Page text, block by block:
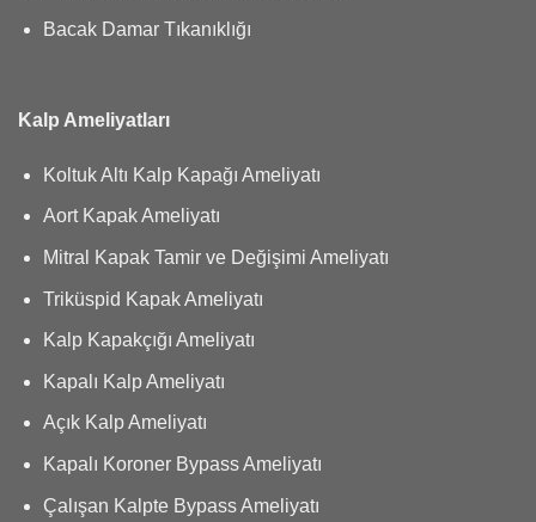
Bacak Damar Tıkanıklığı
Kalp Ameliyatları
Koltuk Altı Kalp Kapağı Ameliyatı
Aort Kapak Ameliyatı
Mitral Kapak Tamir ve Değişimi Ameliyatı
Triküspid Kapak Ameliyatı
Kalp Kapakçığı Ameliyatı
Kapalı Kalp Ameliyatı
Açık Kalp Ameliyatı
Kapalı Koroner Bypass Ameliyatı
Çalışan Kalpte Bypass Ameliyatı